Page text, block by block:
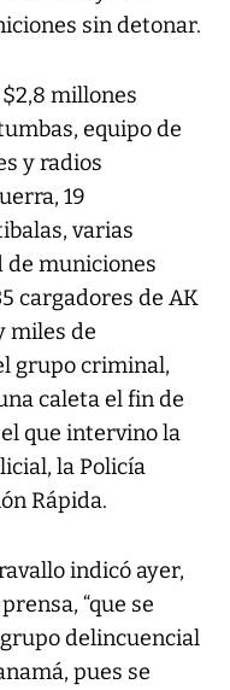
sin detonar.
millones
equipo de
y radios
19
varias
de municiones
cargadores de AK
miles de
grupo criminal,
caleta el fin de
que intervino la
la Policía
Rápida.
indicó ayer,
“que se
delincuencial
pues se